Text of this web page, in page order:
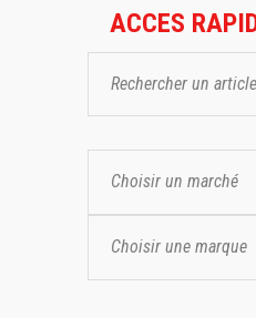
ACCES
Choisir un marché
Choisir une marque